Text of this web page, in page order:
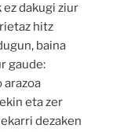
ez dakugi ziur
hitz
baina
gaude:
arazoa
eta zer
dezaken